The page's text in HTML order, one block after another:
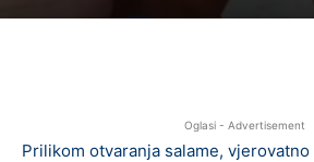
Oglasi - Advertisement
Prilikom otvaranja salame,